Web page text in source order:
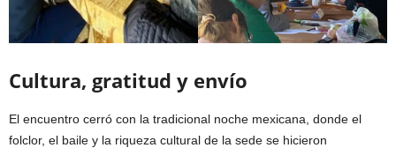
Cultura, gratitud y envío
El encuentro cerró con la tradicional noche mexicana, donde el
folclor, el baile y la riqueza cultural de la sede se hicieron